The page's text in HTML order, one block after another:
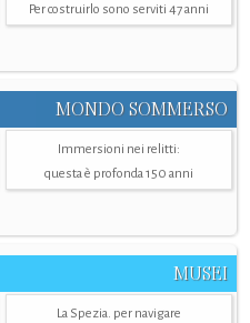
Per costruirlo sono serviti 47 anni
MONDO SOMMERSO
Immersioni nei relitti:
questa è profonda 150 anni
MUSEI
La Spezia. per navigare